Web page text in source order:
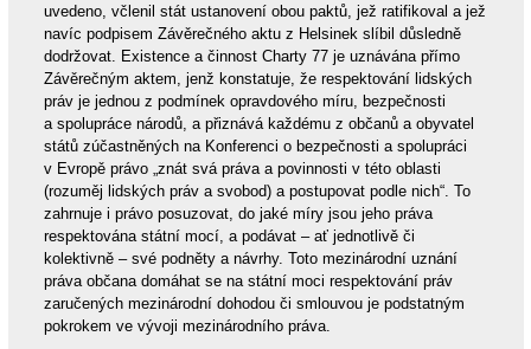
uvedeno, včlenil stát ustanovení obou paktů, jež ratifikoval a jež
navíc podpisem Závěrečného aktu z Helsinek slíbil důsledně
dodržovat. Existence a činnost Charty 77 je uznávána přímo
Závěrečným aktem, jenž konstatuje, že respektování lidských
práv je jednou z podmínek opravdového míru, bezpečnosti
a spolupráce národů, a přiznává každému z občanů a obyvatel
států zúčastněných na Konferenci o bezpečnosti a spolupráci
v Evropě právo „znát svá práva a povinnosti v této oblasti
(rozuměj lidských práv a svobod) a postupovat podle nich“. To
zahrnuje i právo posuzovat, do jaké míry jsou jeho práva
respektována státní mocí, a podávat – ať jednotlivě či
kolektivně – své podněty a návrhy. Toto mezinárodní uznání
práva občana domáhat se na státní moci respektování práv
zaručených mezinárodní dohodou či smlouvou je podstatným
pokrokem ve vývoji mezinárodního práva.